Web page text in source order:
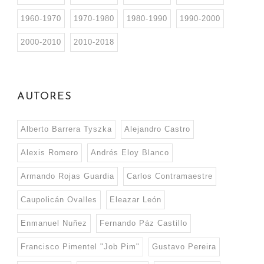
1960-1970 1970-1980 1980-1990 1990-2000
2000-2010 2010-2018
AUTORES
Alberto Barrera Tyszka Alejandro Castro
Alexis Romero Andrés Eloy Blanco
Armando Rojas Guardia Carlos Contramaestre
Caupolicán Ovalles Eleazar León
Enmanuel Nuñez Fernando Páz Castillo
Francisco Pimentel "Job Pim" Gustavo Pereira